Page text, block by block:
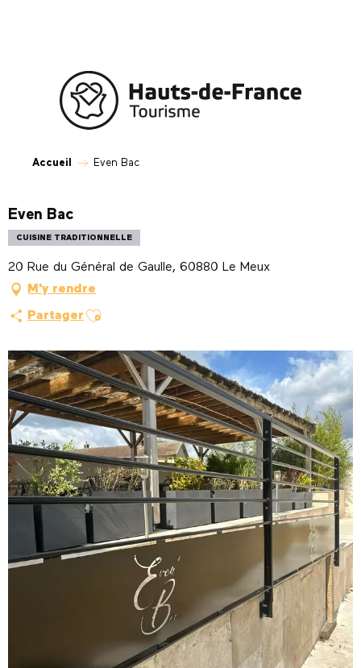
Accueil Even Bac
Even Bac
CUISINE TRADITIONNELLE
20 Rue du Général de Gaulle, 60880 Le Meux
M'y rendre
Partager Ajouter aux favoris